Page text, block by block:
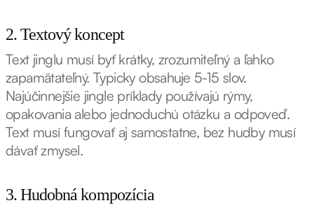
2. Textový koncept
Text jinglu musí byť krátky, zrozumiteľný a ľahko
zapamätateľný. Typicky obsahuje 5-15 slov.
Najúčinnejšie jingle príklady používajú rýmy,
opakovania alebo jednoduchú otázku a odpoveď.
Text musí fungovať aj samostatne, bez hudby musí
dávať zmysel.
3. Hudobná kompozícia